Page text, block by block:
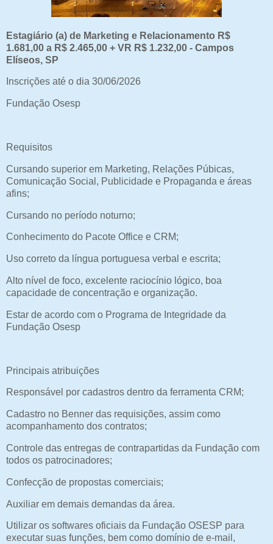
Estagiário (a) de Marketing e Relacionamento R$
1.681,00 a R$ 2.465,00 + VR R$ 1.232,00 - Campos
Elíseos, SP
Inscrições até o dia 30/06/2026
Fundação Osesp
Requisitos
Cursando superior em Marketing, Relações Púbicas,
Comunicação Social, Publicidade e Propaganda e áreas
afins;
Cursando no período noturno;
Conhecimento do Pacote Office e CRM;
Uso correto da língua portuguesa verbal e escrita;
Alto nível de foco, excelente raciocínio lógico, boa
capacidade de concentração e organização.
Estar de acordo com o Programa de Integridade da
Fundação Osesp
Principais atribuições
Responsável por cadastros dentro da ferramenta CRM;
Cadastro no Benner das requisições, assim como
acompanhamento dos contratos;
Controle das entregas de contrapartidas da Fundação com
todos os patrocinadores;
Confecção de propostas comerciais;
Auxiliar em demais demandas da área.
Utilizar os softwares oficiais da Fundação OSESP para
executar suas funções, bem como domínio de e-mail,